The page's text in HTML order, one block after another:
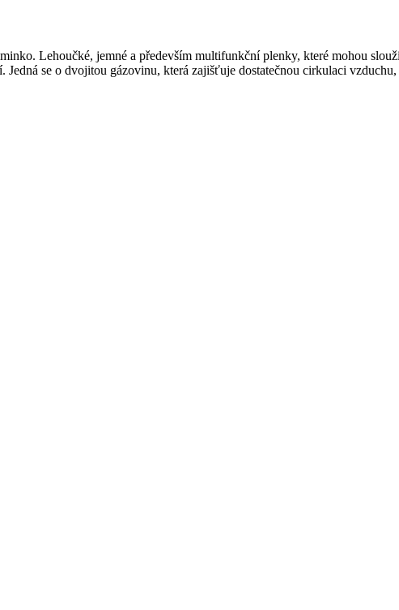
Lehoučké, jemné a především multifunkční plenky, které mohou
se o dvojitou gázovinu, která zajišťuje dostatečnou cirkulaci